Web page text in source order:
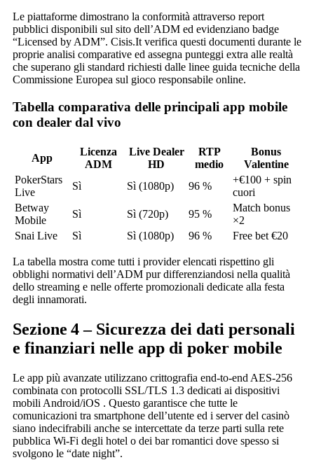
Le piattaforme dimostrano la conformità attraverso report
pubblici disponibili sul sito dell’ADM ed evidenziano badge
“Licensed by ADM”. Cisis.It verifica questi documenti durante le
proprie analisi comparative ed assegna punteggi extra alle realtà
che superano gli standard richiesti dalle linee guida tecniche della
Commissione Europea sul gioco responsabile online.
Tabella comparativa delle principali app mobile
con dealer dal vivo
App
Licenza
ADM
Live Dealer
HD
RTP
medio
Bonus
Valentine
PokerStars
Live
Sì Sì (1080p) 96 %
+€100 + spin
cuori
Betway
Mobile
Sì Sì (720p) 95 %
Match bonus
×2
Snai Live
Sì Sì (1080p) 96 % Free bet €20
La tabella mostra come tutti i provider elencati rispettino gli
obblighi normativi dell’ADM pur differenziandosi nella qualità
dello streaming e nelle offerte promozionali dedicate alla festa
degli innamorati.
Sezione 4 – Sicurezza dei dati personali
e finanziari nelle app di poker mobile
Le app più avanzate utilizzano crittografia end‑to‑end AES‑256
combinata con protocolli SSL/TLS 1.3 dedicati ai dispositivi
mobili Android/iOS . Questo garantisce che tutte le
comunicazioni tra smartphone dell’utente ed i server del casinò
siano indecifrabili anche se intercettate da terze parti sulla rete
pubblica Wi‑Fi degli hotel o dei bar romantici dove spesso si
svolgono le “date night”.